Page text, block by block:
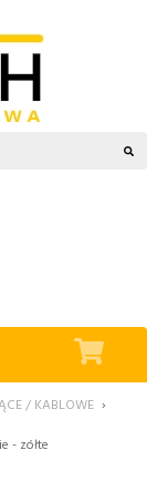
/ KABLOWE ›
- zółte